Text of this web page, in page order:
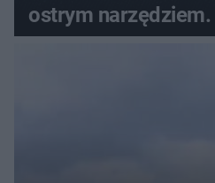
ostrym
zdecyduje sąd